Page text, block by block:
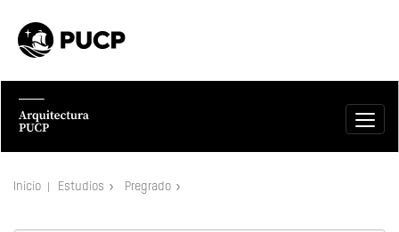
Inicio Estudios Pregrado